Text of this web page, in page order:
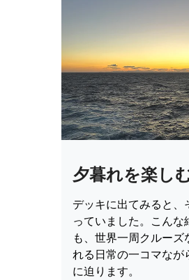
夕暮れを楽し
デッキに出てみると
っていました。こん
も、世界一周クルー
れる日常の一コマなが
に迫ります。